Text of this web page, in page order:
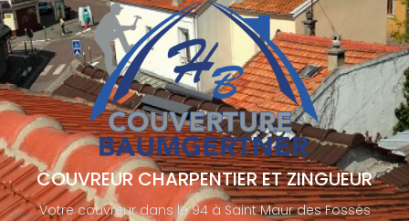
COUVREUR CHARPENTIER ET ZINGUEUR
Votre couvreur dans le 94 à Saint Maur des Fossés